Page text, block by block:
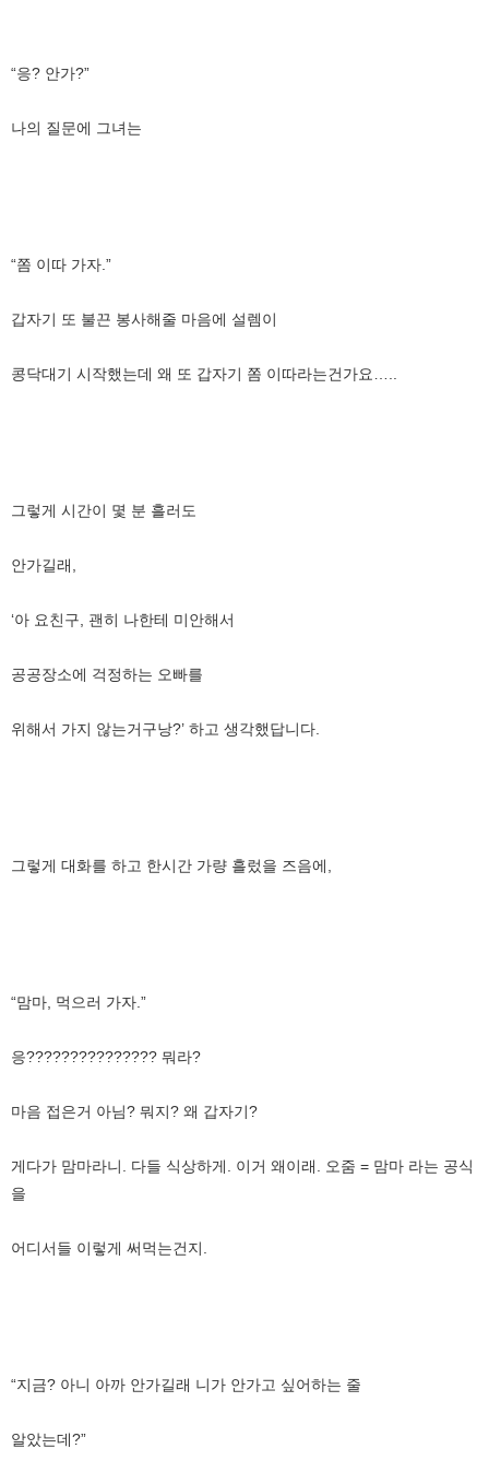
“응? 안가?”
나의 질문에 그녀는
“쫌 이따 가자.”
갑자기 또 불끈 봉사해줄 마음에 설렘이
콩닥대기 시작했는데 왜 또 갑자기 쫌 이따라는건가요…..
그렇게 시간이 몇 분 흘러도
안가길래,
‘아 요친구, 괜히 나한테 미안해서
공공장소에 걱정하는 오빠를
위해서 가지 않는거구낭?’ 하고 생각했답니다.
그렇게 대화를 하고 한시간 가량 흘렀을 즈음에,
“맘마, 먹으러 가자.”
응??????????????? 뭐라?
마음 접은거 아님? 뭐지? 왜 갑자기?
게다가 맘마라니. 다들 식상하게. 이거 왜이래. 오줌 = 맘마 라는 공식
을
어디서들 이렇게 써먹는건지.
“지금? 아니 아까 안가길래 니가 안가고 싶어하는 줄
알았는데?”